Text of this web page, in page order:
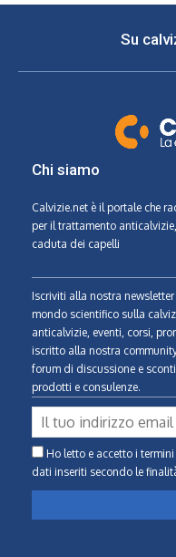
Su
Chi siamo
Calvizie.net è il portale che
per il trattamento
caduta dei capelli
Iscriviti alla nostra
mondo scientifico sulla
anticalvizie, eventi, corsi,
iscritto alla nostra
forum di discussione e
prodotti e consulenze.
Ho letto e accetto i
dati inseriti secondo le